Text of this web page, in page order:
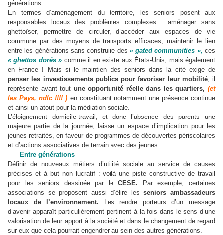
générations.
En termes d’aménagement du territoire, les seniors posent aux
responsables locaux des problèmes complexes : aménager sans
ghettoïser, permettre de circuler, d’accéder aux espaces de vie
commune par des moyens de transports efficaces, maintenir le lien
entre les générations sans construire des « gated communities », ces
« ghettos dorés » comme il en existe aux États-Unis, mais également
en France ! Mais si le maintien des seniors dans la cité exige de
penser les investissements publics pour favoriser leur mobilité, il
représente avant tout une opportunité réelle dans les quartiers,(et
les Pays, ndlc !!!! ) en constituant notamment une présence continue
et ainsi un atout pour la médiation sociale.
L’éloignement domicile-travail, et donc l’absence des parents une
majeure partie de la journée, laisse un espace d’implication pour les
jeunes retraités, en faveur de programmes de découvertes périscolaires
et d’actions associatives de terrain avec des jeunes.
Entre générations
Définir de nouveaux métiers d’utilité sociale au service de causes
précises et à but non lucratif : voilà une piste constructive de travail
pour les seniors dessinée par leCESE. Par exemple, certaines
associations se proposent aussi d’élire lesseniors ambassadeurs
locaux de l’environnement. Les rendre porteurs d’un message
d’avenir apparaît particulièrement pertinent à la fois dans le sens d’une
valorisation de leur apport à la société et dans le changement de regard
sur eux que cela pourrait engendrer au sein des autres générations.